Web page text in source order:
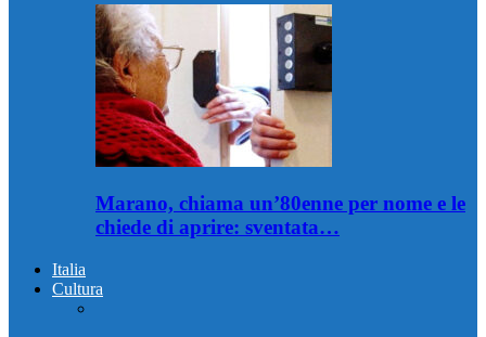
Marano, chiama un’80enne per nome e le
chiede di aprire: sventata…
Italia
Cultura